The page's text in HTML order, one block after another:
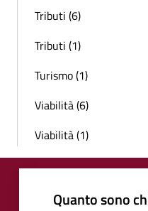
Tributi (6)
Tributi (1)
Turismo (1)
Viabilità (6)
Viabilità (1)
Quanto sono